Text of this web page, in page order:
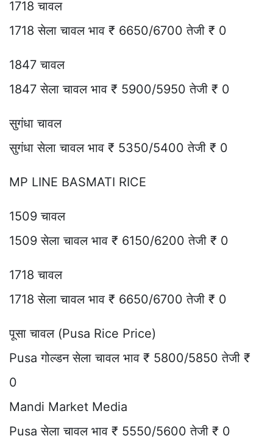
1718 चावल
1718 सेला चावल भाव ₹ 6650/6700 तेजी ₹ 0
1847 चावल
1847 सेला चावल भाव ₹ 5900/5950 तेजी ₹ 0
सुगंधा चावल
सुगंधा सेला चावल भाव ₹ 5350/5400 तेजी ₹ 0
MP LINE BASMATI RICE
1509 चावल
1509 सेला चावल भाव ₹ 6150/6200 तेजी ₹ 0
1718 चावल
1718 सेला चावल भाव ₹ 6650/6700 तेजी ₹ 0
पूसा चावल (Pusa Rice Price)
Pusa गोल्डन सेला चावल भाव ₹ 5800/5850 तेजी ₹
0
Mandi Market Media
Pusa सेला चावल भाव ₹ 5550/5600 तेजी ₹ 0